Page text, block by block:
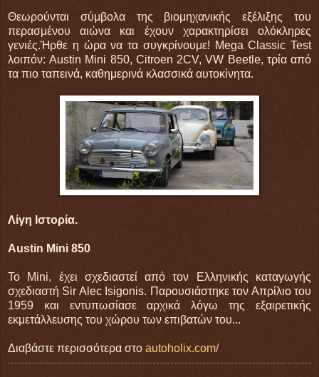
Θεωρούνται σύμβολα της βιομηχανικής εξέλιξης του
περασμένου αιώνα και έχουν χαρακτηρίσει ολόκληρες
γενιές.Ήρθε η ώρα να τα συγκρίνουμε! Mega Classic Test
λοιπόν: Austin Mini 850, Citroen 2CV, VW Beetle, τρία από
τα πιο ταπεινά, καθημερινά κλασσικά αυτοκίνητα.
Λίγη Ιστορία.
Austin Mini 850
Το Mini, έχει σχεδιαστεί από τον Ελληνικής καταγωγής
σχεδιαστή Sir Alec Isigonis. Παρουσιάστηκε τον Απρίλιο του
1959 και εντυπωσίασε αρχικά λόγω της εξαιρετικής
εκμετάλλευσης του χώρου των επιβατών του...
Διαβάστε περισσότερα στο autoholix.com/